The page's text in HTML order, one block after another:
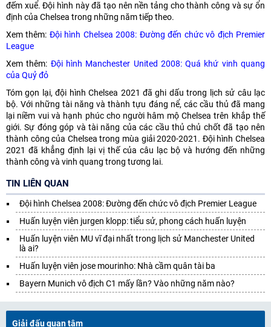
đếm xuể. Đội hình này đã tạo nên nền tảng cho thành công và sự ổn
định của Chelsea trong những năm tiếp theo.
Xem thêm: Đội hình Chelsea 2008: Đường đến chức vô địch Premier
League
Xem thêm: Đội hình Manchester United 2008: Quá khứ vinh quang
của Quỷ đỏ
Tóm gọn lại, đội hình Chelsea 2021 đã ghi dấu trong lịch sử câu lạc
bộ. Với những tài năng và thành tựu đáng nể, các cầu thủ đã mang
lại niềm vui và hạnh phúc cho người hâm mộ Chelsea trên khắp thế
giới. Sự đóng góp và tài năng của các cầu thủ chủ chốt đã tạo nên
thành công của Chelsea trong mùa giải 2020-2021. Đội hình Chelsea
2021 đã khẳng định lại vị thế của câu lạc bộ và hướng đến những
thành công và vinh quang trong tương lai.
TIN LIÊN QUAN
Đội hình Chelsea 2008: Đường đến chức vô địch Premier League
Huấn luyện viên jurgen klopp: tiểu sử, phong cách huấn luyện
Huấn luyện viên MU vĩ đại nhất trong lịch sử Manchester United
là ai?
Huấn luyện viên jose mourinho: Nhà cầm quân tài ba
Bayern Munich vô địch C1 mấy lần? Vào những năm nào?
Giải đấu quan tâm